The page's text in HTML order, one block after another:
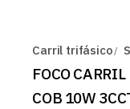
Carril trifásico
FOCO
COB 10W